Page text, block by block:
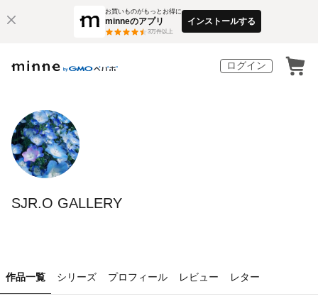
お買いものがもっとお得に
minneのアプリ
3万件以上
インストールする
ログイン
SJR.O GALLERY
作品一覧 シリーズ プロフィール レビュー レター